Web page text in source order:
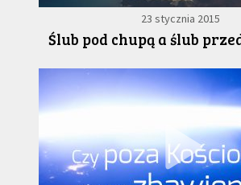
23 stycznia 2015
Ślub pod chupą a ślub